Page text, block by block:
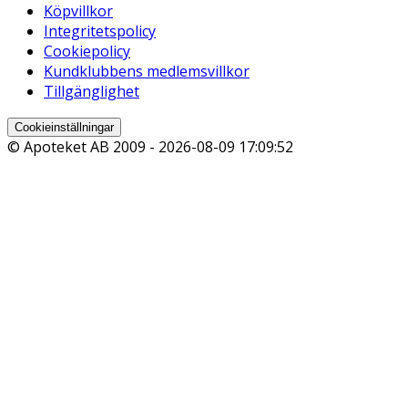
Köpvillkor
Integritetspolicy
Cookiepolicy
Kundklubbens medlemsvillkor
Tillgänglighet
Cookieinställningar
© Apoteket AB 2009 - 2026-08-09 17:09:52